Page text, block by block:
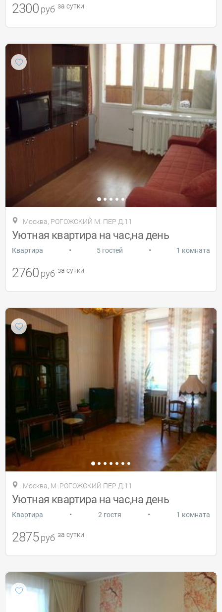
2300 руб за сутки
Москва, РОГОЖСКИЙ М. ПЕР Д.11
Уютная квартира на час,на день
Квартира • 5 гостей • 1 комната
2760 руб за сутки
Москва, М .РОГОЖСКИЙ ПЕР Д.11
Уютная квартира на час,на день
Квартира • 2 гостя • 1 комната
2875 руб за сутки